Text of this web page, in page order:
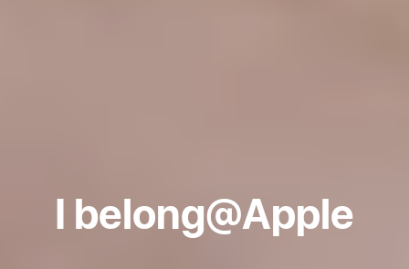
I belong@Apple